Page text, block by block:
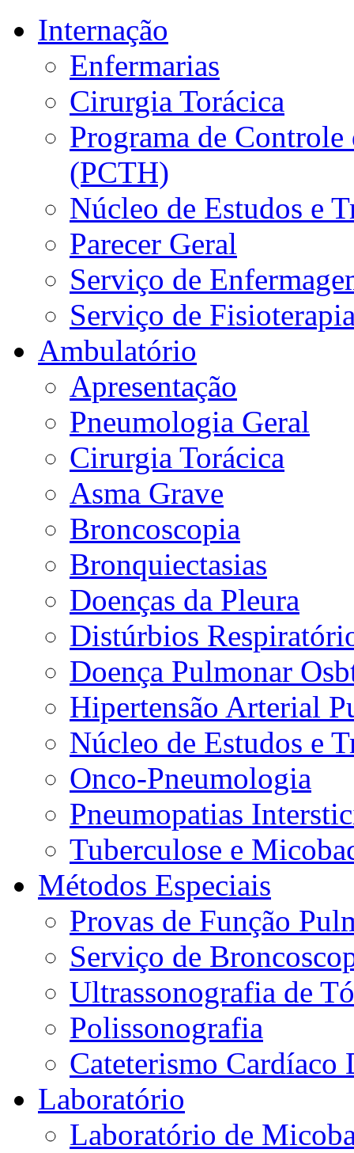
Internação
Enfermarias
Cirurgia Torácica
Programa de
(PCTH)
Núcleo de Estudos e
Parecer Geral
Serviço de
Serviço de
Ambulatório
Apresentação
Pneumologia Geral
Cirurgia Torácica
Asma Grave
Broncoscopia
Bronquiectasias
Doenças da Pleura
Distúrbios
Doença Pulmonar
Hipertensão Arterial
Núcleo de Estudos e
Onco-Pneumologia
Pneumopatias
Tuberculose e
Métodos Especiais
Provas de Função
Serviço de
Ultrassonografia de
Polissonografia
Cateterismo Cardíaco
Laboratório
Laboratório de